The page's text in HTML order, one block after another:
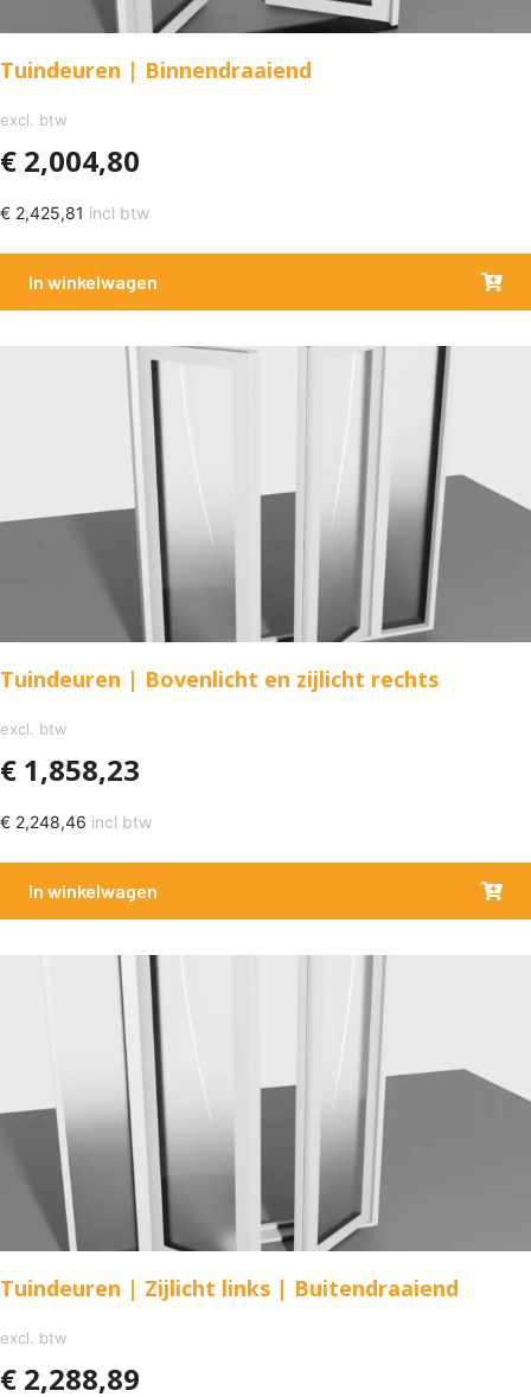
Tuindeuren | Binnendraaiend
excl. btw
€ 2,004,80
€ 2,425,81 incl btw
In winkelwagen
Tuindeuren | Bovenlicht en zijlicht rechts
excl. btw
€ 1,858,23
€ 2,248,46 incl btw
In winkelwagen
Tuindeuren | Zijlicht links | Buitendraaiend
excl. btw
€ 2,288,89